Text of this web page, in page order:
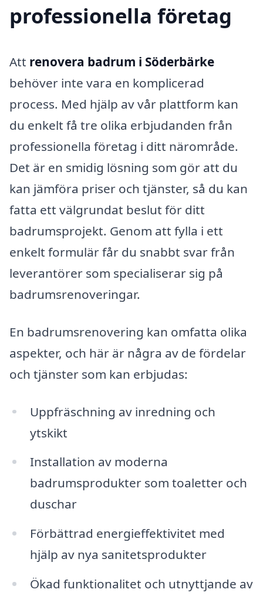
professionella företag
Att renovera badrum i Söderbärke
behöver inte vara en komplicerad
process. Med hjälp av vår plattform kan
du enkelt få tre olika erbjudanden från
professionella företag i ditt närområde.
Det är en smidig lösning som gör att du
kan jämföra priser och tjänster, så du kan
fatta ett välgrundat beslut för ditt
badrumsprojekt. Genom att fylla i ett
enkelt formulär får du snabbt svar från
leverantörer som specialiserar sig på
badrumsrenoveringar.
En badrumsrenovering kan omfatta olika
aspekter, och här är några av de fördelar
och tjänster som kan erbjudas:
Uppfräschning av inredning och
ytskikt
Installation av moderna
badrumsprodukter som toaletter och
duschar
Förbättrad energieffektivitet med
hjälp av nya sanitetsprodukter
Ökad funktionalitet och utnyttjande av